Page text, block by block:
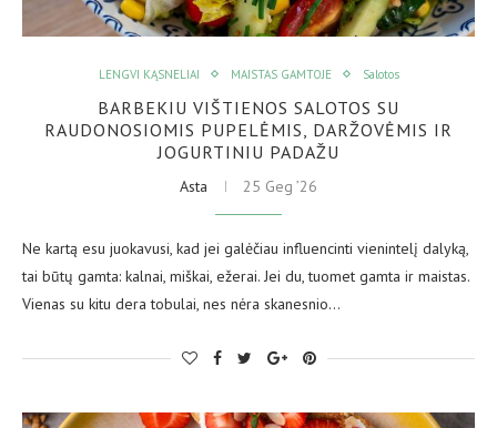
LENGVI KĄSNELIAI MAISTAS GAMTOJE Salotos
BARBEKIU VIŠTIENOS SALOTOS SU
RAUDONOSIOMIS PUPELĖMIS, DARŽOVĖMIS IR
JOGURTINIU PADAŽU
Asta 25 Geg ’26
Ne kartą esu juokavusi, kad jei galėčiau influencinti vienintelį dalyką,
tai būtų gamta: kalnai, miškai, ežerai. Jei du, tuomet gamta ir maistas.
Vienas su kitu dera tobulai, nes nėra skanesnio…